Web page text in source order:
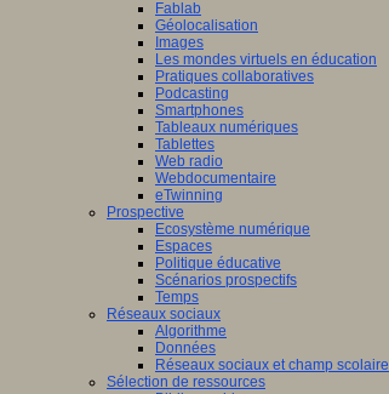
Fablab
Géolocalisation
Images
Les mondes virtuels en éducation
Pratiques collaboratives
Podcasting
Smartphones
Tableaux numériques
Tablettes
Web radio
Webdocumentaire
eTwinning
Prospective
Ecosystème numérique
Espaces
Politique éducative
Scénarios prospectifs
Temps
Réseaux sociaux
Algorithme
Données
Réseaux sociaux et champ scolaire
Sélection de ressources